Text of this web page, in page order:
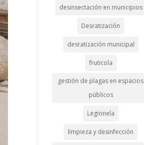
desinsectación en municipios
Desratización
desratización municipal
fruticola
gestión de plagas en espacios
públicos
Legionela
limpieza y desinfección